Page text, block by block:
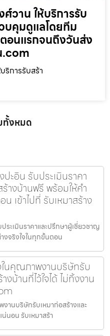
วาน ให้บริการรับ
บคุมดูแลโดยทีม
อนแรกจนถึงวันส่ง
.com
ริการรับสร้า
ทั้งหมด
ะอิน รับประเมินราคา
างบ้านฟรี พร้อมให้คำ
เข้าไปที่ รับเหมาสร้าง
ระเมินราคาและปรึกษาผู้เชี่ยวชาญ
งจริงใจในทุกขั้นตอน
ในคุณภาพงานบริษัทรับ
บ้านที่ไว้ใจได้ ไม่ทิ้งงาน
านบริษัทรับเหมาก่อสร้างและ
นอน รับเหมาสร้า